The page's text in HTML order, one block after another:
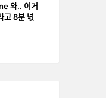
와.. 이거
8분 넋